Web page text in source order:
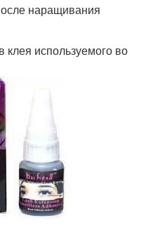
наращивания
клея используемого во